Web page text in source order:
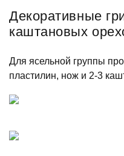
Декоративные
каштановых
Для ясельной группы
пластилин, нож и 2-3